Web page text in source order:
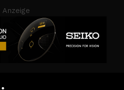
Anzeige